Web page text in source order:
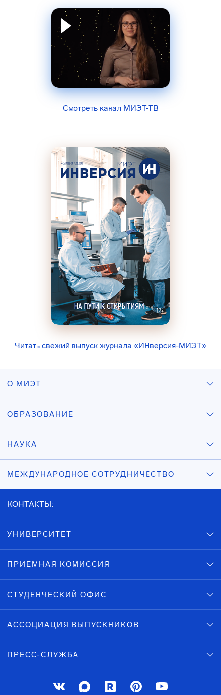
Смотреть канал МИЭТ-ТВ
Читать свежий выпуск журнала «ИНверсия-МИЭТ»
О МИЭТ
ОБРАЗОВАНИЕ
НАУКА
МЕЖДУНАРОДНОЕ СОТРУДНИЧЕСТВО
КОНТАКТЫ:
УНИВЕРСИТЕТ
ПРИЕМНАЯ КОМИССИЯ
СТУДЕНЧЕСКИЙ ОФИС
АССОЦИАЦИЯ ВЫПУСКНИКОВ
ПРЕСС-СЛУЖБА